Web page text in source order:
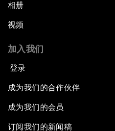
相册
视频
加入我们
登录
成为我们的合作伙伴
成为我们的会员
订阅我们的新闻稿